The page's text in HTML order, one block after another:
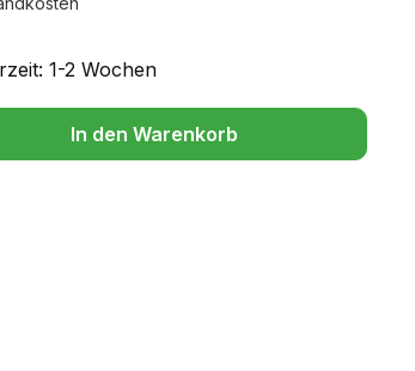
1-2 Wochen
Wert ein oder benutze die Schaltflächen
In den Warenkorb